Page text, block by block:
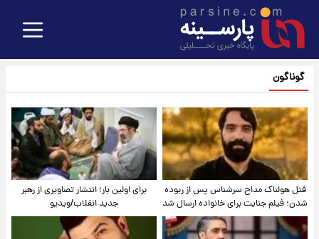
گوناگون
قتل هولناک مداح سرشناس پس از ربوده
شدن؛ فیلم جنایت برای خانواده ارسال شد
برای اولین بار؛ انتشار تصاویری از رهبر
جدید انقلاب/ویدیو